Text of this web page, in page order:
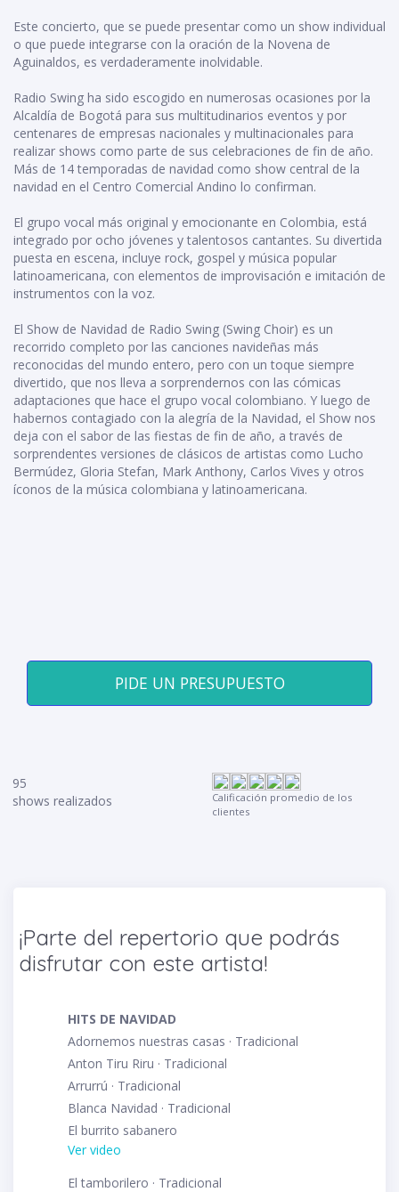
Este concierto, que se puede presentar como un show individual
o que puede integrarse con la oración de la Novena de
Aguinaldos, es verdaderamente inolvidable.
Radio Swing ha sido escogido en numerosas ocasiones por la
Alcaldía de Bogotá para sus multitudinarios eventos y por
centenares de empresas nacionales y multinacionales para
realizar shows como parte de sus celebraciones de fin de año.
Más de 14 temporadas de navidad como show central de la
navidad en el Centro Comercial Andino lo confirman.
El grupo vocal más original y emocionante en Colombia, está
integrado por ocho jóvenes y talentosos cantantes. Su divertida
puesta en escena, incluye rock, gospel y música popular
latinoamericana, con elementos de improvisación e imitación de
instrumentos con la voz.
El Show de Navidad de Radio Swing (Swing Choir) es un
recorrido completo por las canciones navideñas más
reconocidas del mundo entero, pero con un toque siempre
divertido, que nos lleva a sorprendernos con las cómicas
adaptaciones que hace el grupo vocal colombiano. Y luego de
habernos contagiado con la alegría de la Navidad, el Show nos
deja con el sabor de las fiestas de fin de año, a través de
sorprendentes versiones de clásicos de artistas como Lucho
Bermúdez, Gloria Stefan, Mark Anthony, Carlos Vives y otros
íconos de la música colombiana y latinoamericana.
PIDE UN PRESUPUESTO
95
shows realizados
Calificación promedio de los
clientes
¡Parte del repertorio que podrás
disfrutar con este artista!
HITS DE NAVIDAD
Adornemos nuestras casas · Tradicional
Anton Tiru Riru · Tradicional
Arrurrú · Tradicional
Blanca Navidad · Tradicional
El burrito sabanero
Ver video
El tamborilero · Tradicional